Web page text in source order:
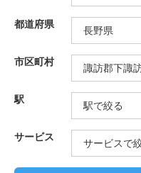
都道府県
市区町村
駅
サービス